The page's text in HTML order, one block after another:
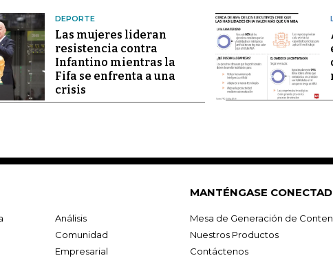
DEPORTE
Las mujeres lideran
resistencia contra
Infantino mientras la
Fifa se enfrenta a una
crisis
Análisis
Comunidad
Empresarial
MANTÉNGASE
Mesa de Generación de
Nuestros Productos
Contáctenos